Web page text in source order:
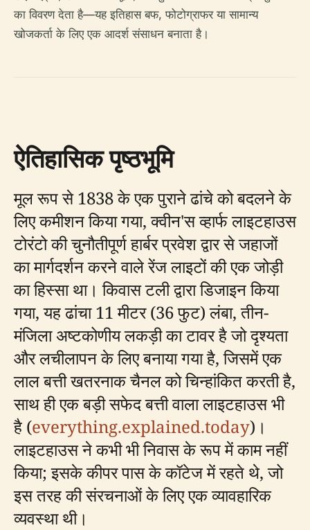
का विवरण देता है—यह इतिहास बफ, फोटोग्राफर या सामान्य
खोजकर्ता के लिए एक आदर्श संसाधन बनाता है।
ऐतिहासिक पृष्ठभूमि
मूल रूप से 1838 के एक पुराने ढांचे को बदलने के
लिए कमीशन किया गया, क्वीन'स व्हार्फ लाइटहाउस
टोरंटो की चुनौतीपूर्ण हार्बर प्रवेश द्वार से जहाजों
का मार्गदर्शन करने वाले रेंज लाइटों की एक जोड़ी
का हिस्सा था। किवास टली द्वारा डिजाइन किया
गया, यह ढांचा 11 मीटर (36 फुट) लंबा, तीन-
मंजिला अष्टकोणीय लकड़ी का टावर है जो दृश्यता
और लचीलापन के लिए बनाया गया है, जिसमें एक
लाल बत्ती खतरनाक चैनल को चिन्हांकित करती है,
साथ ही एक बड़ी सफेद बत्ती वाला लाइटहाउस भी
है (everything.explained.today)।
लाइटहाउस ने कभी भी निवास के रूप में काम नहीं
किया; इसके कीपर पास के कॉटेज में रहते थे, जो
इस तरह की संरचनाओं के लिए एक व्यावहारिक
व्यवस्था थी।